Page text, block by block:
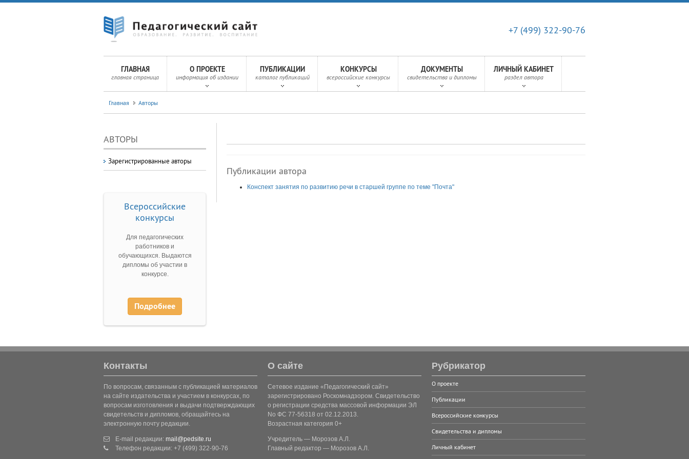
+7 (499) 322-90-76
ГЛАВНАЯ
главная страница
О ПРОЕКТЕ
информация об издании
ПУБЛИКАЦИИ
каталог публикаций
КОНКУРСЫ
всероссийские конкурсы
ДОКУМЕНТЫ
свидетельства и дипломы
ЛИЧНЫЙ КАБИНЕТ
раздел автора
Главная Авторы
АВТОРЫ
Зарегистрированные авторы
Всероссийские
конкурсы
Для педагогических
работников и
обучающихся. Выдаются
дипломы об участии в
конкурсе.
Подробнее
Публикации автора
Конспект занятия по развитию речи в старшей группе по теме "Почта"
Контакты
По вопросам, связанным с публикацией материалов
на сайте издательства и участием в конкурсах, по
вопросам изготовления и выдачи подтверждающих
свидетельств и дипломов, обращайтесь на
электронную почту редакции.
E-mail редакции: mail@pedsite.ru
Телефон редакции: +7 (499) 322-90-76
О сайте
Сетевое издание «Педагогический сайт»
зарегистрировано Роскомнадзором. Свидетельство
о регистрации средства массовой информации ЭЛ
No ФС 77-56318 от 02.12.2013.
Возрастная категория 0+
Учредитель — Морозов А.Л.
Главный редактор — Морозов А.Л.
Рубрикатор
О проекте
Публикации
Всероссийские конкурсы
Свидетельства и дипломы
Личный кабинет